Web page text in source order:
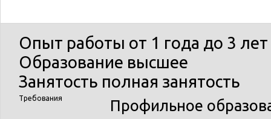
Опыт работы от 1 года до 3 лет
Образование высшее
Занятость полная занятость
Требования
Профильное